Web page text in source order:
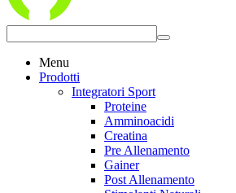
Menu
Prodotti
Integratori Sport
Proteine
Amminoacidi
Creatina
Pre Allenamento
Gainer
Post Allenamento